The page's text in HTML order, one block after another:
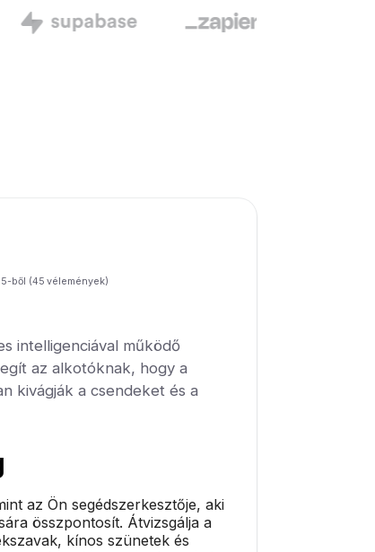
5-ből (45 vélemények)
intelligenciával működő
az alkotóknak, hogy a
kivágják a csendeket és a
az Ön segédszerkesztője, aki
összpontosít. Átvizsgálja a
kínos szünetek és